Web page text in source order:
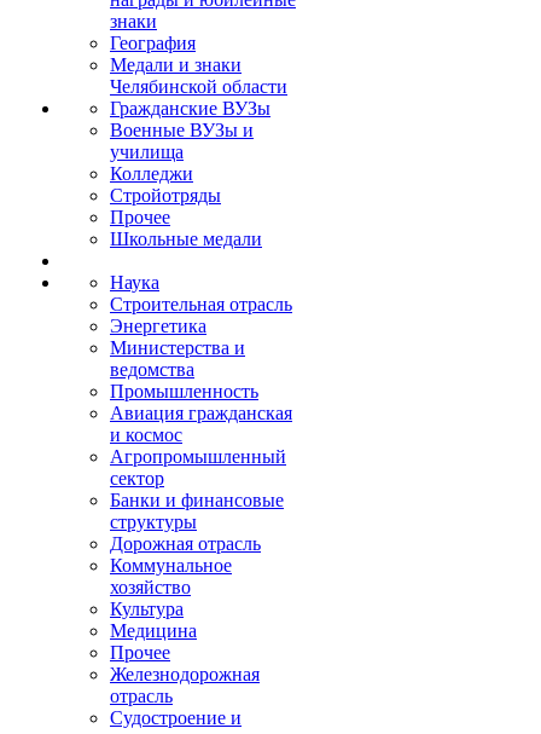
знаки
География
Медали и знаки
Челябинской области
Гражданские ВУЗы
Военные ВУЗы и
училища
Колледжи
Стройотряды
Прочее
Школьные медали
Наука
Строительная отрасль
Энергетика
Министерства и
ведомства
Промышленность
Авиация гражданская
и космос
Агропромышленный
сектор
Банки и финансовые
структуры
Дорожная отрасль
Коммунальное
хозяйство
Культура
Медицина
Прочее
Железнодорожная
отрасль
Судостроение и